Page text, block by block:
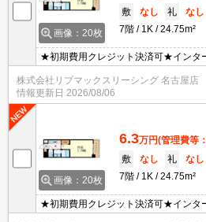
画像：20枚
敷
なし 礼
なし
7階
1K 24.75m²
★初期費用クレジット決済可★インタ
店街が徒歩圏内にあって便利な立地で
株式会社リブマックスリーシング 名古屋店
情報更新日 2026/08/06
画像：20枚
6.3万円(管理費等
敷
なし 礼
なし
7階
1K 24.75m²
★初期費用クレジット決済可★インタ
店街が徒歩圏内にあって便利な立地で